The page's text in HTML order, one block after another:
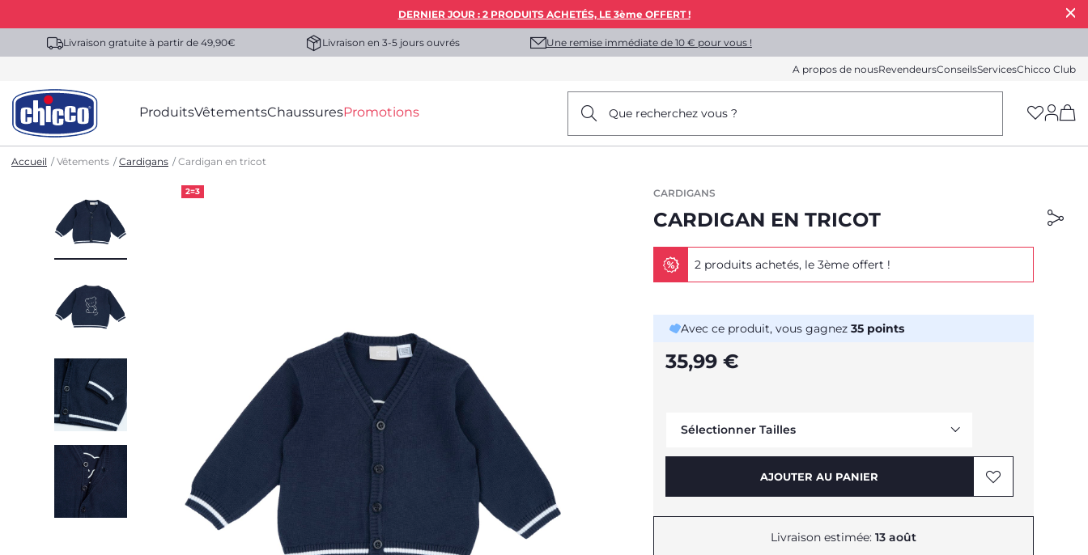
DERNIER JOUR : 2 PRODUITS ACHETÉS, LE 3ème OFFERT !
Livraison gratuite à partir de 49,90€ Livraison en 3-5 jours ouvrés Une remise immédiate de 10 € pour vous !
A propos de nousRevendeursConseilsServicesChicco Club
ProduitsVêtementsChaussuresPromotions Que recherchez vous ?
Accueil Vêtements Cardigans Cardigan en tricot
2=3 CARDIGANS
CARDIGAN EN TRICOT
2 produits achetés, le 3ème offert !
Avec ce produit, vous gagnez 35 points
35,99 €
Sélectionner Tailles
Me prévenir
AJOUTER AU PANIER
Livraison estimée: 13 août